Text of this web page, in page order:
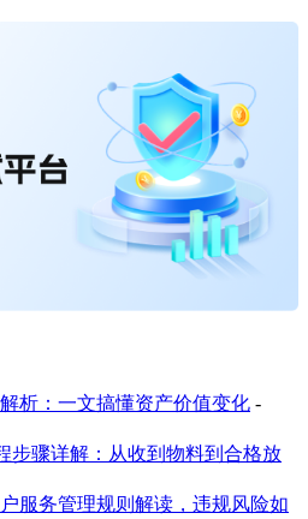
析：一文搞懂资产价值变化 -
步骤详解：从收到物料到合格放
服务管理规则解读，违规风险如